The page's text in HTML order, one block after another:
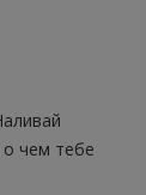
чем тебе